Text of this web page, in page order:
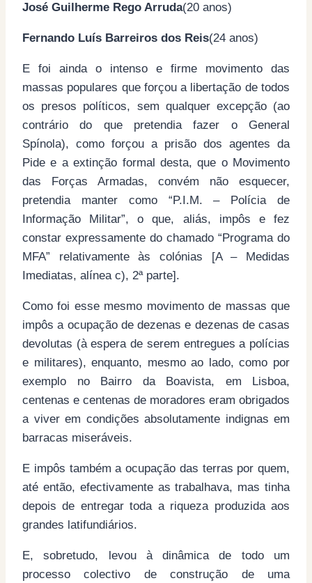
José Guilherme Rego Arruda(20 anos)
Fernando Luís Barreiros dos Reis(24 anos)
E foi ainda o intenso e firme movimento das
massas populares que forçou a libertação de todos
os presos políticos, sem qualquer excepção (ao
contrário do que pretendia fazer o General
Spínola), como forçou a prisão dos agentes da
Pide e a extinção formal desta, que o Movimento
das Forças Armadas, convém não esquecer,
pretendia manter como “P.I.M. – Polícia de
Informação Militar”, o que, aliás, impôs e fez
constar expressamente do chamado “Programa do
MFA” relativamente às colónias [A – Medidas
Imediatas, alínea c), 2ª parte].
Como foi esse mesmo movimento de massas que
impôs a ocupação de dezenas e dezenas de casas
devolutas (à espera de serem entregues a polícias
e militares), enquanto, mesmo ao lado, como por
exemplo no Bairro da Boavista, em Lisboa,
centenas e centenas de moradores eram obrigados
a viver em condições absolutamente indignas em
barracas miseráveis.
E impôs também a ocupação das terras por quem,
até então, efectivamente as trabalhava, mas tinha
depois de entregar toda a riqueza produzida aos
grandes latifundiários.
E, sobretudo, levou à dinâmica de todo um
processo colectivo de construção de uma